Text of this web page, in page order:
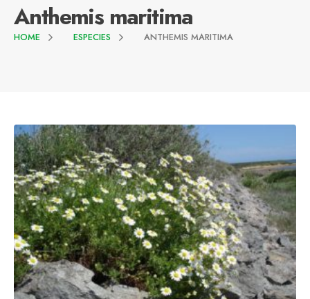
Anthemis maritima
HOME ESPECIES ANTHEMIS MARITIMA